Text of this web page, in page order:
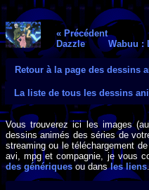
« Précédent
Dazzle
Wabuu :
Retour à la page des dessins
La liste de tous les dessins
Vous trouverez ici les images
dessins animés des séries de
streaming ou le téléchargement
avi, mpg et compagnie, je vous
des génériques ou dansles liens.